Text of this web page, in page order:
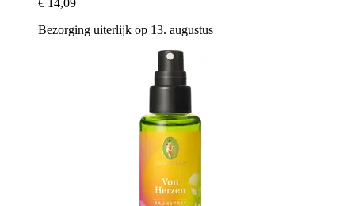
Bezorging uiterlijk op 13. augustus